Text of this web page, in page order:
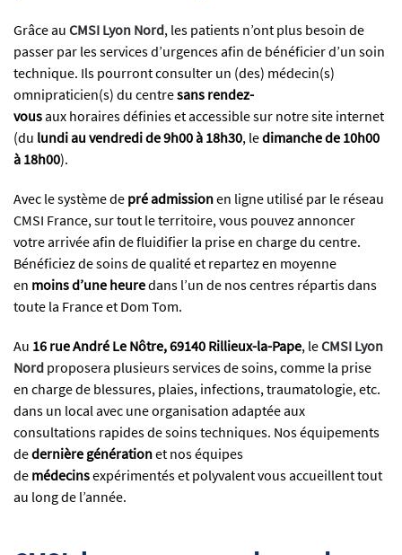
Grâce au CMSI Lyon Nord, les patients n’ont plus besoin de
passer par les services d’urgences afin de bénéficier d’un soin
technique. Ils pourront consulter un (des) médecin(s)
omnipraticien(s) du centresans rendez-
vousaux horaires définies et accessible sur notre site internet
(du lundi au vendredi de 9h00 à 18h30, ledimanche de 10h00
à 18h00).
Avec le système de pré admissionen ligne utilisé par le réseau
CMSI France, sur tout le territoire, vous pouvez annoncer
votre arrivée afin de fluidifier la prise en charge du centre.
Bénéficiez de soins de qualité et repartez en moyenne
en moins d’une heuredans l’un de nos centres répartis dans
toute la France et Dom Tom.
Au 16 rue André Le Nôtre, 69140 Rillieux-la-Pape, leCMSI Lyon
Nord proposera plusieurs services de soins, comme la prise
en charge de blessures, plaies, infections, traumatologie, etc.
dans un local avec une organisation adaptée aux
consultations rapides de soins techniques. Nos équipements
dedernière générationet nos équipes
de médecinsexpérimentés et polyvalent vous accueillent tout
au long de l’année.